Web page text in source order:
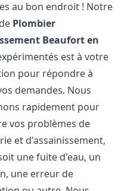
au bon endroit ! Notre
Plombier
Beaufort en
est à votre
pour répondre à
demandes. Nous
rapidement pour
vos problèmes de
et d'assainissement,
une fuite d'eau, un
une erreur de